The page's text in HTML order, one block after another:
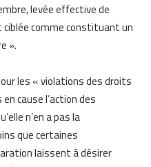
levée effective de
ciblée comme constituant un
».
les « violations des droits
cause l’action des
n’en a pas la
que certaines
laissent à désirer